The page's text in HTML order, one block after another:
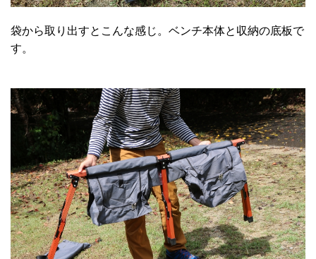
袋から取り出すとこんな感じ。ベンチ本体と収納の底板で
す。